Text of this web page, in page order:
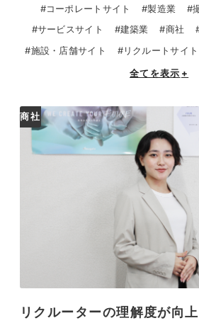
#コーポレートサイト #製造業 #
#サービスサイト
#建築業 #商社
#施設・店舗サイト
#リクルートサイト
全てを表示 +
商社
リクルーターの理解度が向